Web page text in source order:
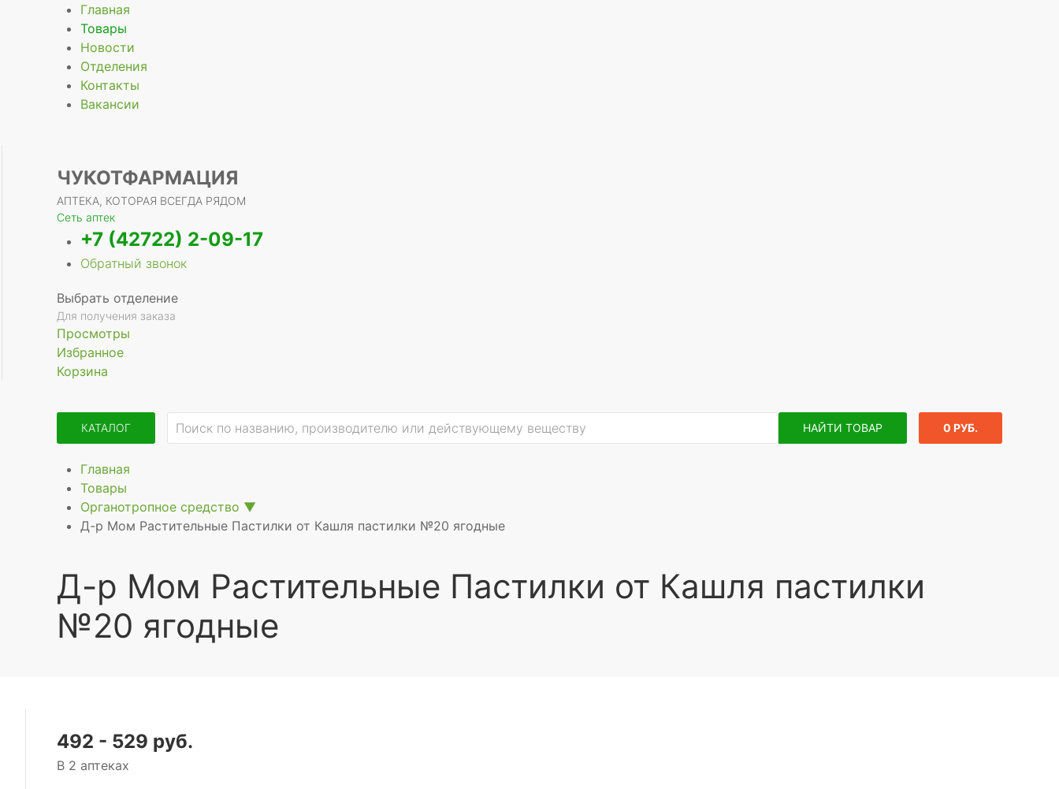
Главная
Товары
Новости
Отделения
Контакты
Вакансии
ЧУКОТФАРМАЦИЯ
АПТЕКА, КОТОРАЯ ВСЕГДА РЯДОМ
Сеть аптек
+7 (42722) 2-09-17
Обратный звонок
Выбрать отделение
Для получения заказа
Просмотры
Избранное
Корзина
КАТАЛОГ НАЙТИ ТОВАР 0 РУБ.
Главная
Товары
Органотропное средство ▼
Д-р Мом Растительные Пастилки от Кашля пастилки №20 ягодные
Д-р Мом Растительные Пастилки от Кашля пастилки
№20 ягодные
492 - 529 руб.
В 2 аптеках